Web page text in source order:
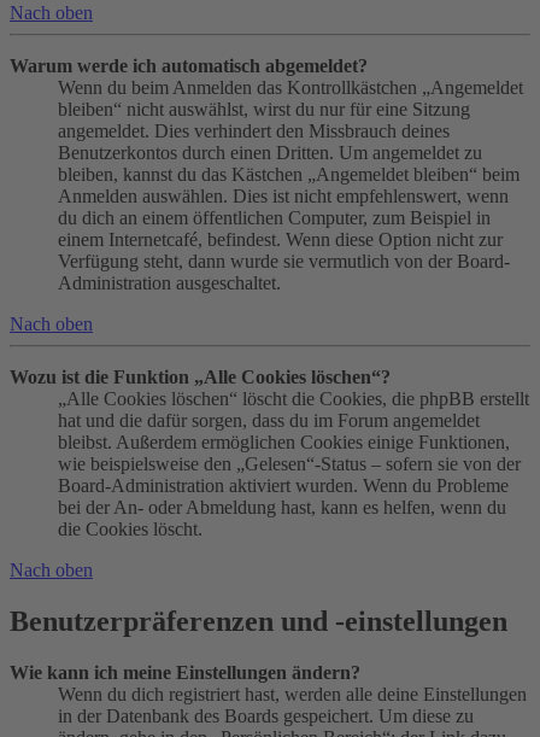
Nach oben
Warum werde ich automatisch abgemeldet?
Wenn du beim Anmelden das Kontrollkästchen „Angemeldet
bleiben“ nicht auswählst, wirst du nur für eine Sitzung
angemeldet. Dies verhindert den Missbrauch deines
Benutzerkontos durch einen Dritten. Um angemeldet zu
bleiben, kannst du das Kästchen „Angemeldet bleiben“ beim
Anmelden auswählen. Dies ist nicht empfehlenswert, wenn
du dich an einem öffentlichen Computer, zum Beispiel in
einem Internetcafé, befindest. Wenn diese Option nicht zur
Verfügung steht, dann wurde sie vermutlich von der Board-
Administration ausgeschaltet.
Nach oben
Wozu ist die Funktion „Alle Cookies löschen“?
„Alle Cookies löschen“ löscht die Cookies, die phpBB erstellt
hat und die dafür sorgen, dass du im Forum angemeldet
bleibst. Außerdem ermöglichen Cookies einige Funktionen,
wie beispielsweise den „Gelesen“-Status – sofern sie von der
Board-Administration aktiviert wurden. Wenn du Probleme
bei der An- oder Abmeldung hast, kann es helfen, wenn du
die Cookies löscht.
Nach oben
Benutzerpräferenzen und -einstellungen
Wie kann ich meine Einstellungen ändern?
Wenn du dich registriert hast, werden alle deine Einstellungen
in der Datenbank des Boards gespeichert. Um diese zu